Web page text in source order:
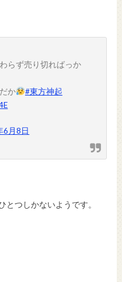
らず売り切ればっか
か
#東方神起
6月8日
とつしかないようです。